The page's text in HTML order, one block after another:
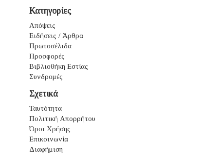
Κατηγορίες
Απόψεις
Ειδήσεις / Άρθρα
Πρωτοσέλιδα
Προσφορές
Βιβλιοθήκη Εστίας
Συνδρομές
Σχετικά
Ταυτότητα
Πολιτική Απορρήτου
Όροι Χρήσης
Επικοινωνία
Διαφήμιση